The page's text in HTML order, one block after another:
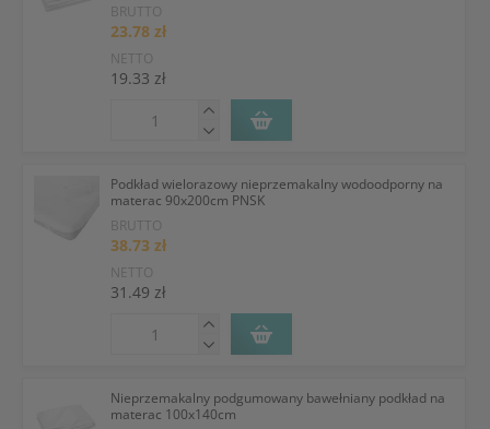
BRUTTO
23.78 zł
NETTO
19.33 zł
Podkład wielorazowy nieprzemakalny wodoodporny na
materac 90x200cm PNSK
BRUTTO
38.73 zł
NETTO
31.49 zł
Nieprzemakalny podgumowany bawełniany podkład na
materac 100x140cm